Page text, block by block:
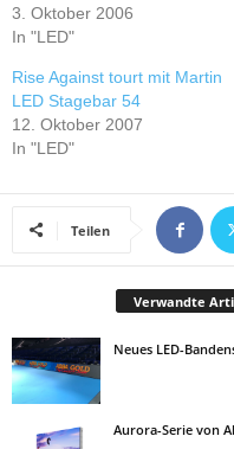
3. Oktober 2006
In "LED"
Rise Against tourt mit Martin
LED Stagebar 54
12. Oktober 2007
In "LED"
Teilen
Verwandte
Neues LED-
Aurora-Serie von